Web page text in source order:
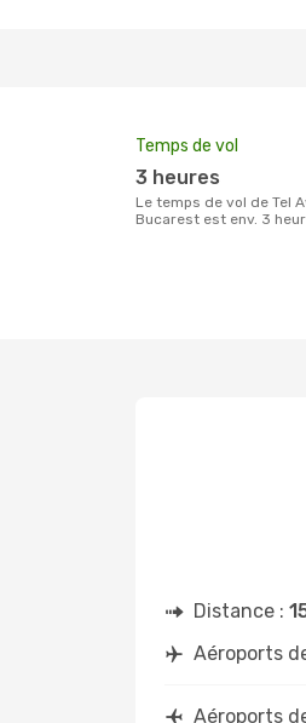
Temps de vol
3 heures
Le temps de vol de Tel Aviv-Jaffa vers
Bucarest est env. 3
Distance :
Aéroports
Aéroports